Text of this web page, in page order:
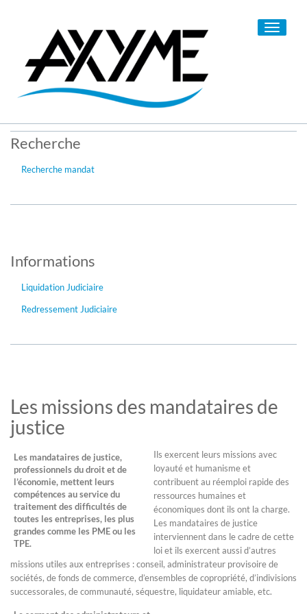
Toggle
Recherche
Recherche mandat
Informations
Liquidation Judiciaire
Redressement Judiciaire
Les missions des mandataires de
justice
Les mandataires de justice,
professionnels du droit et de
l’économie, mettent leurs
compétences au service du
traitement des difficultés de
toutes les entreprises, les plus
grandes comme les PME ou les
TPE.
Ils exercent leurs missions avec
loyauté et humanisme et
contribuent au réemploi rapide des
ressources humaines et
économiques dont ils ont la charge.
Les mandataires de justice
interviennent dans le cadre de cette
loi et ils exercent aussi d’autres
missions utiles aux entreprises : conseil, administrateur provisoire de
sociétés, de fonds de commerce, d’ensembles de copropriété, d’indivisions
successorales, de communauté, séquestre, liquidateur amiable, etc.